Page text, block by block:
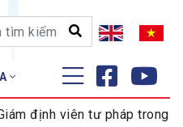
CỨU
tư pháp trong lĩnh vực tiền